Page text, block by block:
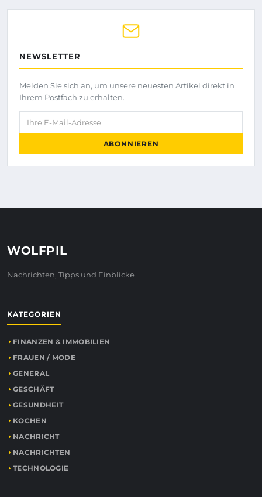
NEWSLETTER
Melden Sie sich an, um unsere neuesten Artikel direkt in
Ihrem Postfach zu erhalten.
Ihre E-Mail-Adresse
ABONNIEREN
WOLFPIL
Nachrichten, Tipps und Einblicke
KATEGORIEN
FINANZEN & IMMOBILIEN
FRAUEN / MODE
GENERAL
GESCHÄFT
GESUNDHEIT
KOCHEN
NACHRICHT
NACHRICHTEN
TECHNOLOGIE